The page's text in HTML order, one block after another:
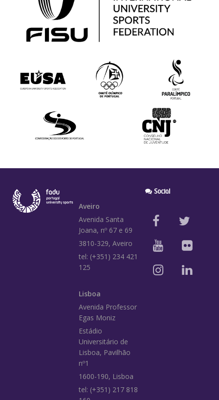
Aveiro
Avenida Santa
Joana, nº 67 e 69
3810-329, Aveiro
tel: (+351) 234 421
125
Lisboa
Avenida Professor
Egas Moniz
Estádio
Universitário de
Lisboa, Pavilhão
nº1
1600-190, Lisboa
tel: (+351) 217 818
Social